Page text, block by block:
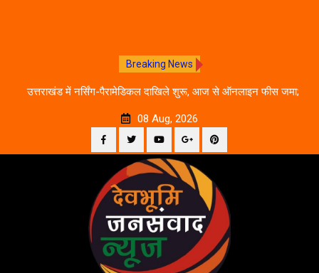
Breaking News
उत्तराखंड में नर्सिंग-पैरामेडिकल दाखिले शुरू, आज से ऑनलाइन फीस जमा;
08 Aug, 2026
Facebook
TwitterYouTubePlus
Google